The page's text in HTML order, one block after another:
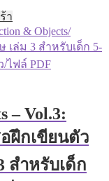
า
– Vol.3:
ฝึกเขียนตัว
สำหรับเด็ก